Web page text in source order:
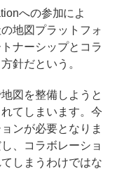
への参加によ
地図プラットフォ
ナーシップとコラ
針だという。
図を整備しようと
てしまいます。今
ンが必要となりま
、コラボレーショ
しまうわけではな